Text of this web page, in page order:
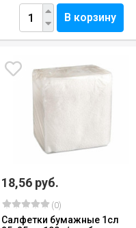
В корзину
18,56 руб.
(0)
Салфетки бумажные 1сл